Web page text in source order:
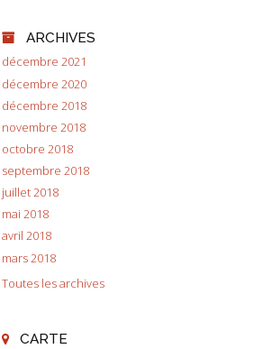
ARCHIVES
décembre 2021
décembre 2020
décembre 2018
novembre 2018
octobre 2018
septembre 2018
juillet 2018
mai 2018
avril 2018
mars 2018
Toutes les archives
CARTE